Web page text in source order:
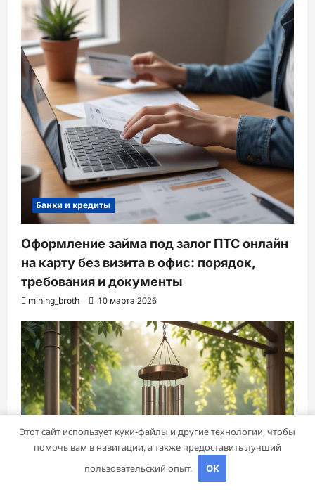
Банки и кредиты
Оформление займа под залог ПТС онлайн
на карту без визита в офис: порядок,
требования и документы
mining_broth 10 марта 2026
Этот сайт использует куки-файлы и другие технологии, чтобы
помочь вам в навигации, а также предоставить лучший
пользовательский опыт.
OK